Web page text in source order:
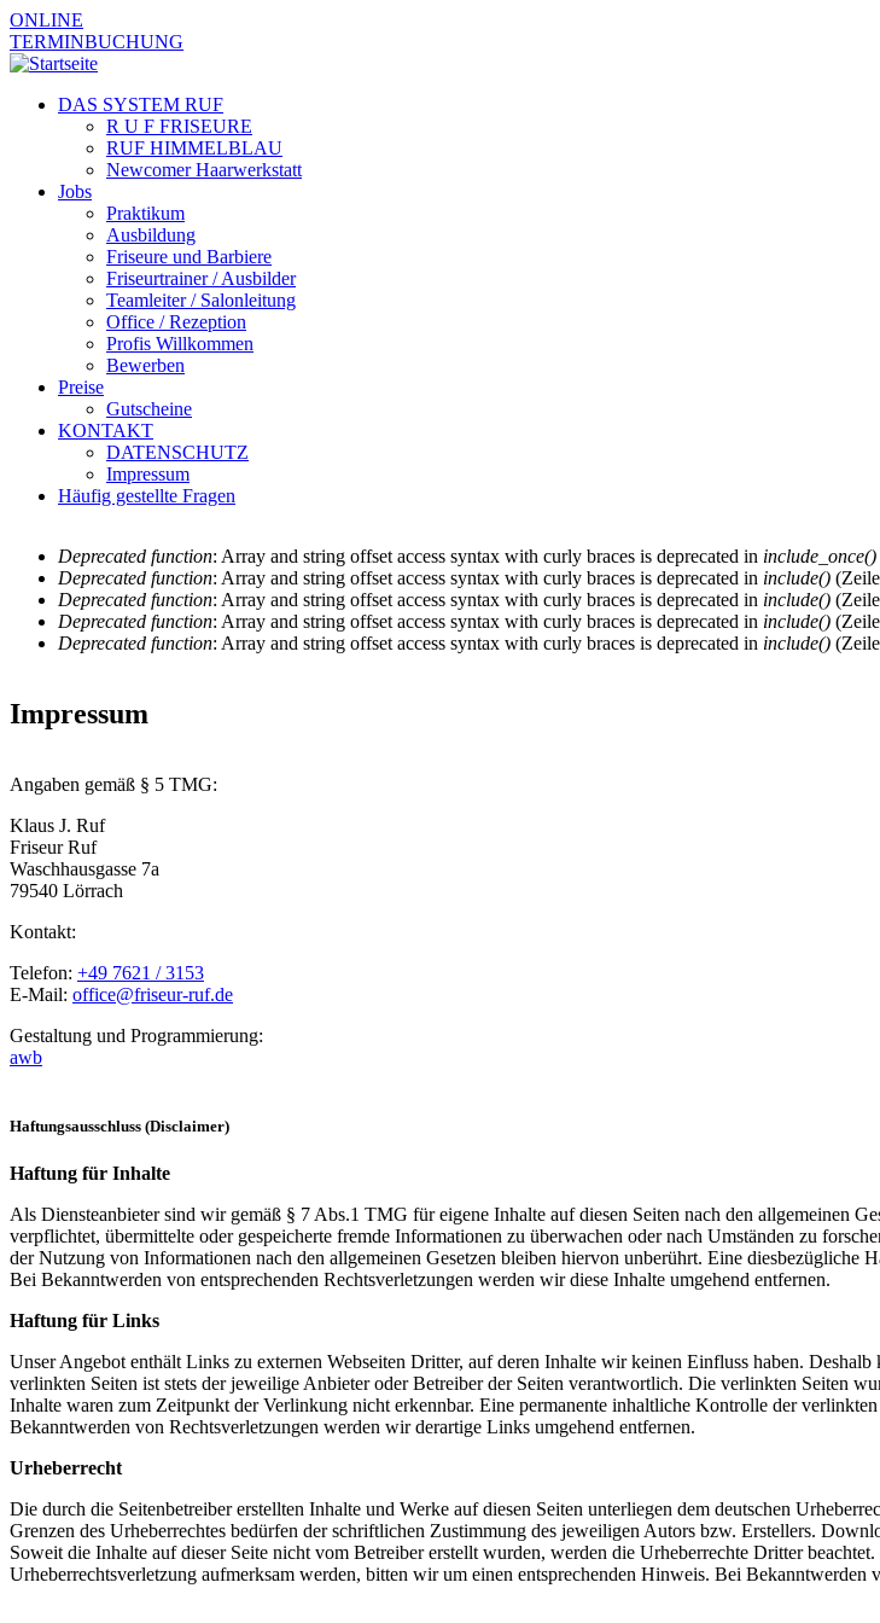
Skip to navigation
Direkt zum Inhalt
ONLINE
TERMINBUCHUNG
DAS SYSTEM RUF
R U F FRISEURE
RUF HIMMELBLAU
Newcomer Haarwerkstatt
Jobs
Praktikum
Ausbildung
Friseure und Barbiere
Friseurtrainer / Ausbilder
Teamleiter / Salonleitung
Office / Rezeption
Profis Willkommen
Bewerben
Preise
Gutscheine
KONTAKT
DATENSCHUTZ
Impressum
Häufig gestellte Fragen
Fehlermeldung
Deprecated function: Array and string offset access syntax with curly braces is deprecated in include_once()
Deprecated function: Array and string offset access syntax with curly braces is deprecated in include() (Zeile
Deprecated function: Array and string offset access syntax with curly braces is deprecated in include() (Zeile
Deprecated function: Array and string offset access syntax with curly braces is deprecated in include() (Zeile
Deprecated function: Array and string offset access syntax with curly braces is deprecated in include() (Zeile
Impressum
Angaben gemäß § 5 TMG:
Klaus J. Ruf
Friseur Ruf
Waschhausgasse 7a
79540 Lörrach
Kontakt:
Telefon: +49 7621 / 3153
E-Mail: office@friseur-ruf.de
Gestaltung und Programmierung:
awb
Haftungsausschluss (Disclaimer)
Haftung für Inhalte
Als Diensteanbieter sind wir gemäß § 7 Abs.1 TMG für eigene Inhalte auf diesen Seiten nach den allgemeinen
verpflichtet, übermittelte oder gespeicherte fremde Informationen zu überwachen oder nach Umständen zu
der Nutzung von Informationen nach den allgemeinen Gesetzen bleiben hiervon unberührt. Eine
Bei Bekanntwerden von entsprechenden Rechtsverletzungen werden wir diese Inhalte umgehend entfernen.
Haftung für Links
Unser Angebot enthält Links zu externen Webseiten Dritter, auf deren Inhalte wir keinen Einfluss haben.
verlinkten Seiten ist stets der jeweilige Anbieter oder Betreiber der Seiten verantwortlich. Die verlinkten Seiten
Inhalte waren zum Zeitpunkt der Verlinkung nicht erkennbar. Eine permanente inhaltliche Kontrolle der
Bekanntwerden von Rechtsverletzungen werden wir derartige Links umgehend entfernen.
Urheberrecht
Die durch die Seitenbetreiber erstellten Inhalte und Werke auf diesen Seiten unterliegen dem deutschen
Grenzen des Urheberrechtes bedürfen der schriftlichen Zustimmung des jeweiligen Autors bzw. Erstellers.
Soweit die Inhalte auf dieser Seite nicht vom Betreiber erstellt wurden, werden die Urheberrechte Dritter
Urheberrechtsverletzung aufmerksam werden, bitten wir um einen entsprechenden Hinweis. Bei